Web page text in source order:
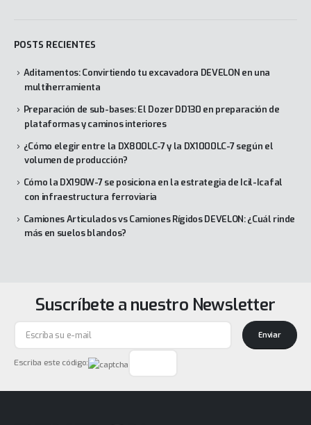
POSTS RECIENTES
Aditamentos: Convirtiendo tu excavadora DEVELON en una
multiherramienta
Preparación de sub-bases: El Dozer DD130 en preparación de
plataformas y caminos interiores
¿Cómo elegir entre la DX800LC-7 y la DX1000LC-7 según el
volumen de producción?
Cómo la DX190W-7 se posiciona en la estrategia de Icil-Icafal
con infraestructura ferroviaria
Camiones Articulados vs Camiones Rígidos DEVELON: ¿Cuál rinde
más en suelos blandos?
Suscríbete a nuestro Newsletter
Escriba este código:
Enviar